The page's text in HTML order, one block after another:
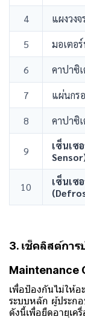
4 แผงวงจ
5 มอเตอ
6 คาปาซิ
7 แผ่นกร
8 คาปาซิ
9
เซ็นเซ
10
เซ็นเซ
3. เช็คลิสต์กา
Maintenance
เพื่อป้องกันไม่ให้
ระบบหลัก ผู้ประกอ
ดังนี้เพื่อยืดอายุเค